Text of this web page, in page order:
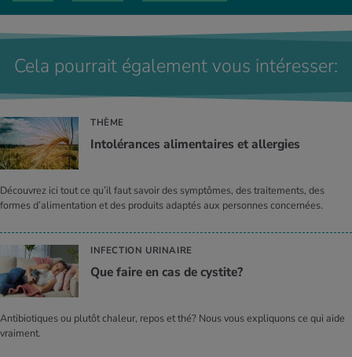
cancérigènes. Chez les nourrissons, une grande quantité de nitrites
peut provoquer une cyanose (appelée également «maladie bleue»).
Le fait de réchauffer des épinards n'aura aucune influence sur leur
Par ailleurs, les betteraves rouges, les choux-raves et différentes
sortes de salades sont également riches en nitrates.
professionnelle à son actif. Elle travaille actuellement comme
diététicienne chez l'Hôpital Universitaire de Zurich.
Cela pourrait également vous intéresser:
THÈME
Into­lé­rances ali­men­taires et aller­gies
Découvrez ici tout ce qu’il faut savoir des symptômes, des traitements, des
formes d’alimentation et des produits adaptés aux personnes concernées.
INFECTION URINAIRE
Que faire en cas de cys­tite?
Antibiotiques ou plutôt chaleur, repos et thé? Nous vous expliquons ce qui aide
vraiment.